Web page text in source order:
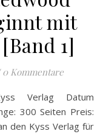
mit
1]
0 Kommentare
300 Seiten Preis:
den Kyss Verlag für